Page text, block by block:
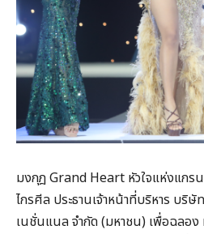
มงกุฎ Grand Heart หัวใจแห่งแก
ไกรศีล ประธานเจ้าหน้าที่บริหาร บริ
เนชั่นแนล จำกัด (มหาชน) เพื่อฉลอ